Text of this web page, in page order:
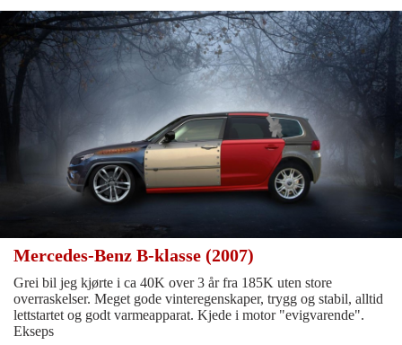
Mercedes-Benz B-klasse (2007)
Grei bil jeg kjørte i ca 40K over 3 år fra 185K uten store
overraskelser. Meget gode vinteregenskaper, trygg og stabil, alltid
lettstartet og godt varmeapparat. Kjede i motor "evigvarende".
Ekseps